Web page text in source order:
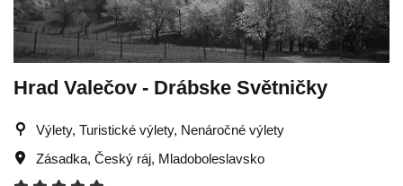
Hrad Valečov - Drábske Světničky
Výlety, Turistické výlety, Nenáročné výlety
Zásadka, Český ráj, Mladoboleslavsko